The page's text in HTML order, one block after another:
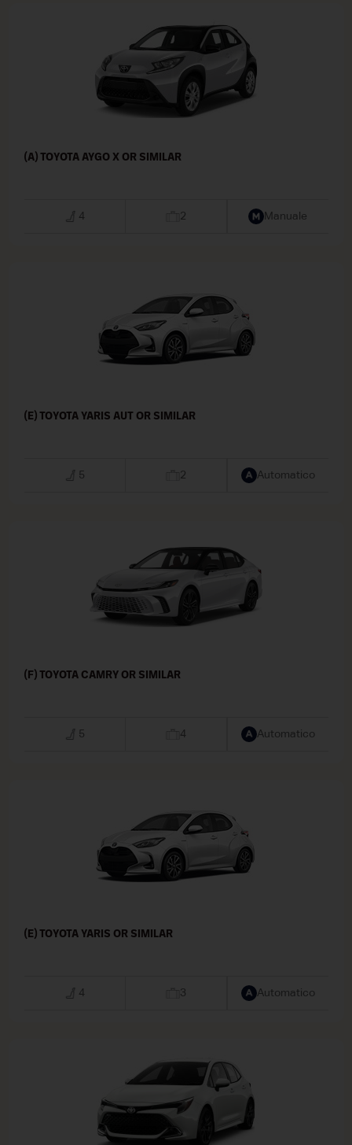
(A) TOYOTA AYGO X OR SIMILAR
4 2 Manuale
(E) TOYOTA YARIS AUT OR SIMILAR
5 2 Automatico
(F) TOYOTA CAMRY OR SIMILAR
5 4 Automatico
(E) TOYOTA YARIS OR SIMILAR
4 3 Automatico